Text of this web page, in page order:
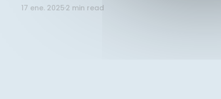
17 ene. 20252 min read